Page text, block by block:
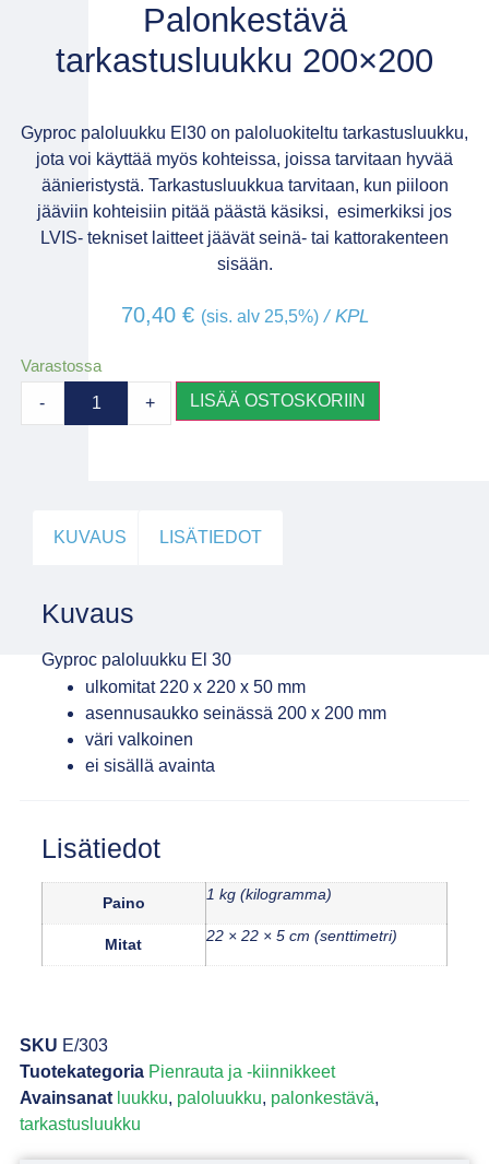
Palonkestävä
tarkastusluukku 200×200
Gyproc paloluukku El30 on paloluokiteltu tarkastusluukku,
jota voi käyttää myös kohteissa, joissa tarvitaan hyvää
äänieristystä. Tarkastusluukkua tarvitaan, kun piiloon
jääviin kohteisiin pitää päästä käsiksi, esimerkiksi jos
LVIS- tekniset laitteet jäävät seinä- tai kattorakenteen
sisään.
70,40 € (sis. alv 25,5%)/ KPL
Varastossa
- + LISÄÄ OSTOSKORIIN
KUVAUS LISÄTIEDOT
Kuvaus
Gyproc paloluukku El 30
ulkomitat 220 x 220 x 50 mm
asennusaukko seinässä 200 x 200 mm
väri valkoinen
ei sisällä avainta
Lisätiedot
Paino 1 kg (kilogramma)
Mitat 22 × 22 × 5 cm (senttimetri)
SKU E/303
Tuotekategoria Pienrauta ja -kiinnikkeet
Avainsanat luukku, paloluukku, palonkestävä,
tarkastusluukku